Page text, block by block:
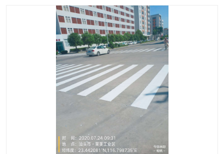
道路标线划线 马路标线
道路划线